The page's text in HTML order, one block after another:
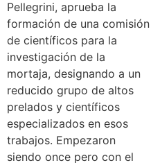
Pellegrini, aprueba la
formación de una comisión
de científicos para la
investigación de la
mortaja, designando a un
reducido grupo de altos
prelados y científicos
especializados en esos
trabajos. Empezaron
siendo once pero con el